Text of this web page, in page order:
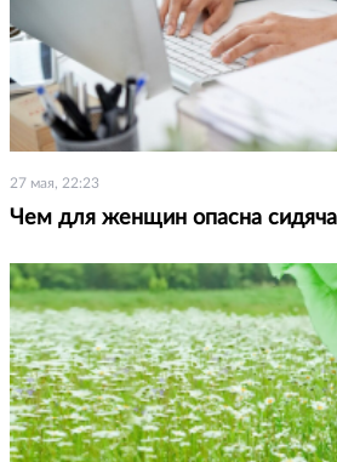
27 мая, 22:23
Чем для женщин опасна